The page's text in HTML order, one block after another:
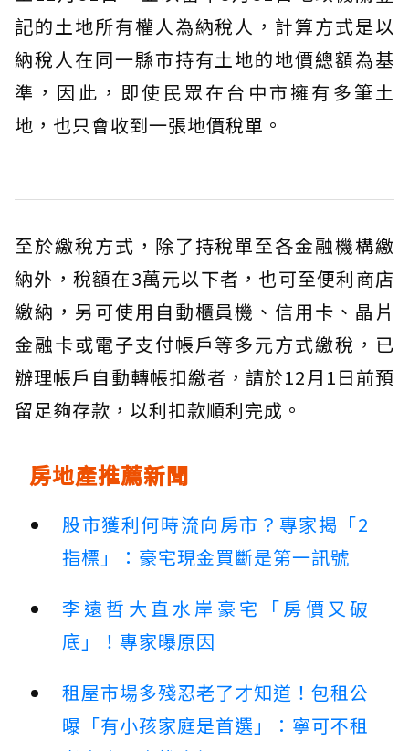
記的土地所有權人為納稅人，計算方式是以
納稅人在同一縣市持有土地的地價總額為基
準，因此，即使民眾在台中市擁有多筆土
地，也只會收到一張地價稅單。
至於繳稅方式，除了持稅單至各金融機構繳
納外，稅額在3萬元以下者，也可至便利商店
繳納，另可使用自動櫃員機、信用卡、晶片
金融卡或電子支付帳戶等多元方式繳稅，已
辦理帳戶自動轉帳扣繳者，請於12月1日前預
留足夠存款，以利扣款順利完成。
房地產推薦新聞
股市獲利何時流向房市？專家揭「2
指標」：豪宅現金買斷是第一訊號
李遠哲大直水岸豪宅「房價又破
底」！專家曝原因
租屋市場多殘忍老了才知道！包租公
曝「有小孩家庭是首選」：寧可不租